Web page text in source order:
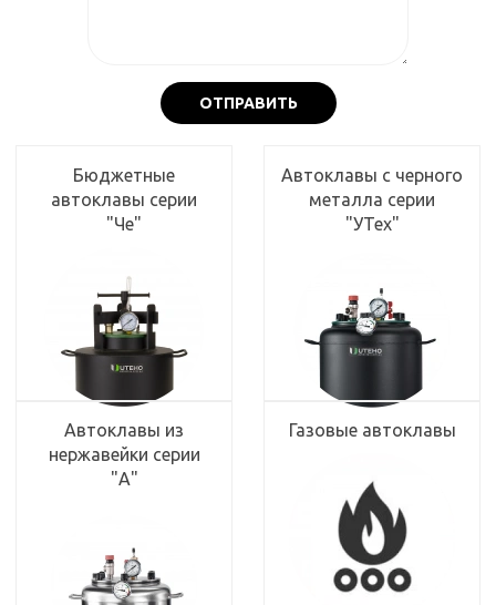
ОТПРАВИТЬ
Бюджетные
автоклавы серии
"Че"
Автоклавы с черного
металла серии
"УТех"
Автоклавы из
нержавейки серии
"А"
Газовые автоклавы